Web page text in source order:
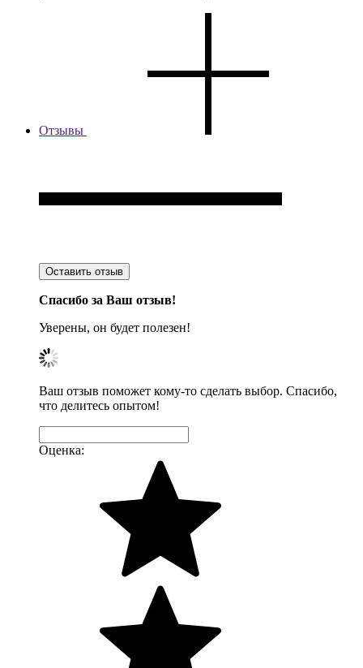
Отзывы
Оставить отзыв
Спасибо за Ваш отзыв!
Уверены, он будет полезен!
Ваш отзыв поможет кому-то сделать выбор. Спасибо,
что делитесь опытом!
Оценка: